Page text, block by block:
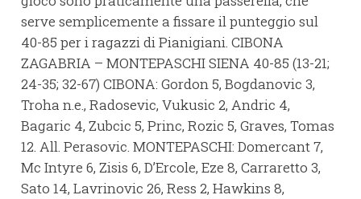
serve semplicemente a fissare il punteggio sul
40-85 per i ragazzi di Pianigiani. CIBONA
ZAGABRIA – MONTEPASCHI SIENA 40-85 (13-21;
24-35; 32-67) CIBONA: Gordon 5, Bogdanovic 3,
Troha n.e., Radosevic, Vukusic 2, Andric 4,
Bagaric 4, Zubcic 5, Princ, Rozic 5, Graves, Tomas
12. All. Perasovic. MONTEPASCHI: Domercant 7,
Mc Intyre 6, Zisis 6, D’Ercole, Eze 8, Carraretto 3,
Sato 14, Lavrinovic 26, Ress 2, Hawkins 8,